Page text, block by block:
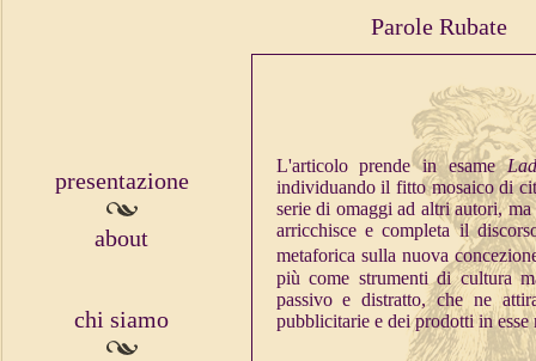
Parole Rubate
presentazione
about
chi siamo
L'articolo prende in esame
individuando il fitto mosaico di
serie di omaggi ad altri autori,
arricchisce e completa il
metaforica sulla nuova
più come strumenti di cultura
passivo e distratto, che ne
pubblicitarie e dei prodotti in esse